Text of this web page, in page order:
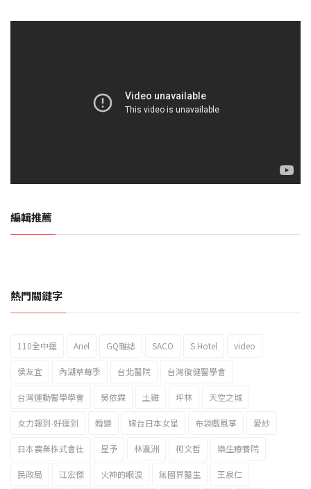
編輯推薦
2023新北市北海岸國際風箏節「風在石起」霸氣回歸
熱門關鍵字
110全中運 Ariel GQ雜誌 SACO S Hotel video
侯友宜 內湖草莓季 台北醫院 台灣復健醫學會
台灣運動醫學學會 吳依霖 土雞 坪林 天空之城
女力報到-好運到 婚變 嫁台日本女星 布袋戲風箏 愛紗
日本農業株式會社 星予 林瀛洲 柯文哲 樂生療養院
民政局 江宏傑 火神的眼淚 無國界醫生 王泉仁